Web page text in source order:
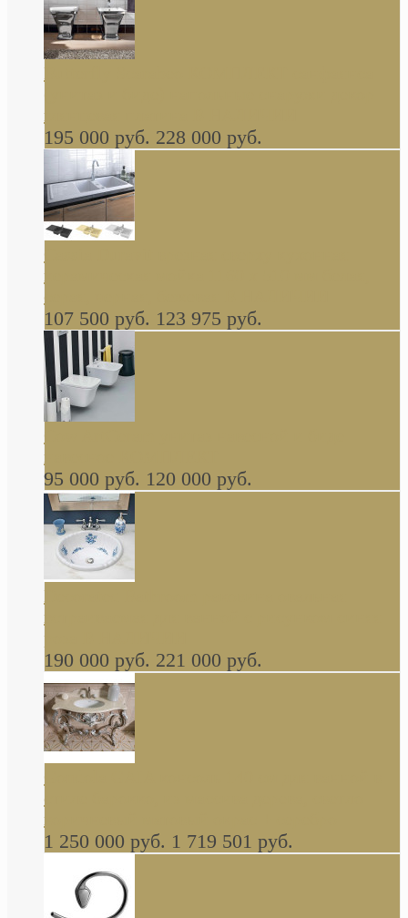
Butterfly Scarabeo КОМПЛЕКТ санфаянса
глянцевая платина В НАЛИЧИИ
195 000 руб. 228 000 руб.
керамическая мойка 1160 x 510 мм белая,
серая, черная, бежевая В НАЛИЧИИ
107 500 руб. 123 975 руб.
навесное КОМПЛЕКТ
95 000 руб. 120 000 руб.
Decorated Bathroom раковина овальная
встраиваемая для ванной с рисунком синяя
роза В НАЛИЧИИ
190 000 руб. 221 000 руб.
стиле барокко, из массива дерева, светло
коричневый матовый окрас + серебро
1 250 000 руб. 1 719 501 руб.